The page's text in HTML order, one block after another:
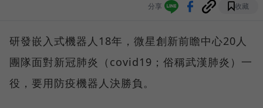
分享 收藏
研發嵌入式機器人18年，微星創新前瞻中心20人
團隊面對新冠肺炎（covid19；俗稱武漢肺炎）一
役，要用防疫機器人決勝負。